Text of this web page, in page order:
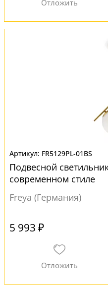
FR5129PL-01BS
Подвесной
современном стиле
Freya (Германия)
5 993 ₽